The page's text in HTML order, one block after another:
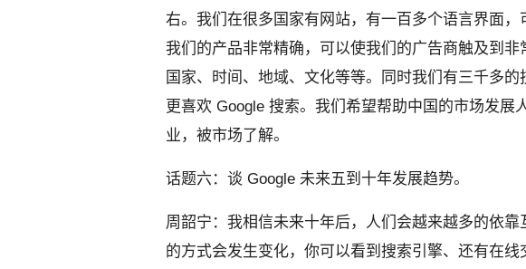
右。我们在很多国家有网站，有一百多个语言界面，
我们的产品非常精确，可以使我们的广告商触及到
国家、时间、地域、文化等等。同时我们有三千多的
更喜欢 Google 搜索。我们希望帮助中国的市场发展
业，被市场了解。
话题六：谈 Google 未来五到十年发展趋势。
周韶宁：我相信未来十年后，人们会越来越多的依
的方式会发生变化，你可以看到搜索引擎、还有在